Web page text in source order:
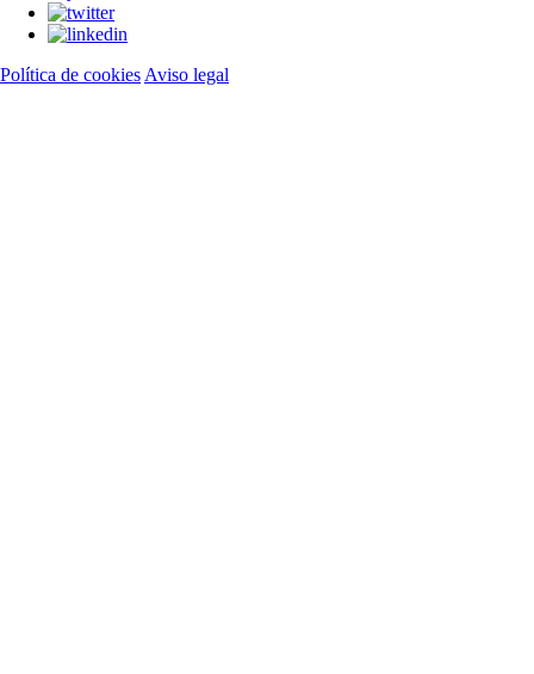
Política de cookies Aviso legal